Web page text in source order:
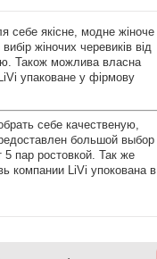
себе якісне, модне жіноче
жіночих черевиків від
Також можлива власна
упаковане у фірмову
себе качественую,
большой выбор
пар ростовкой. Так же
компании LiVi упокована в